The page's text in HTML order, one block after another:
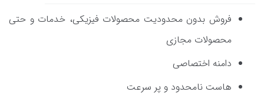
فروش بدون محدودیت محصولات فیزیکی، خدمات و حتی
محصولات مجازی
دامنه اختصاصی
هاست نامحدود و پر سرعت